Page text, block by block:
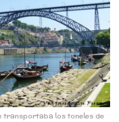
transportaba los toneles de